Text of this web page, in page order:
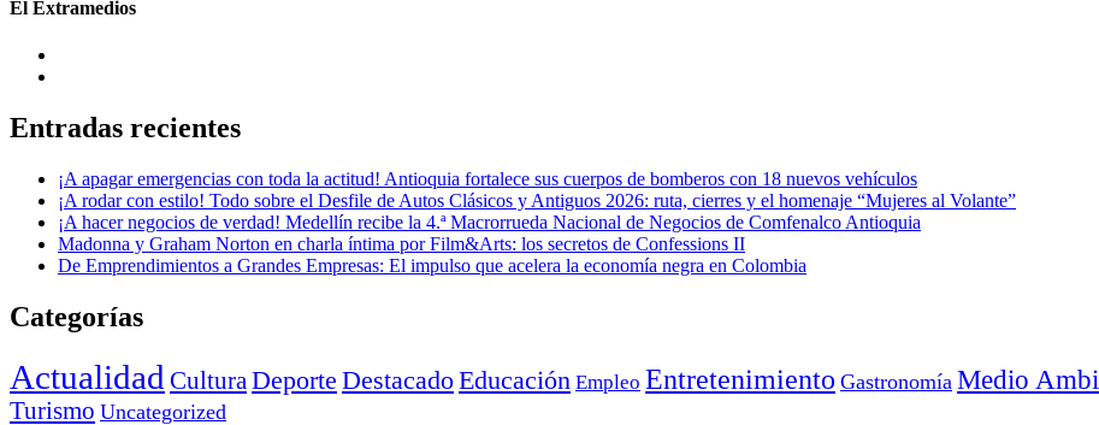
El Extramedios
Entradas recientes
¡A apagar emergencias con toda la actitud! Antioquia fortalece sus cuerpos de bomberos con 18 nuevos vehículos
¡A rodar con estilo! Todo sobre el Desfile de Autos Clásicos y Antiguos 2026: ruta, cierres y el homenaje “Mujeres al Volante”
¡A hacer negocios de verdad! Medellín recibe la 4.ª Macrorrueda Nacional de Negocios de Comfenalco Antioquia
Madonna y Graham Norton en charla íntima por Film&Arts: los secretos de Confessions II
De Emprendimientos a Grandes Empresas: El impulso que acelera la economía negra en Colombia
Categorías
Actualidad Cultura Deporte DestacadoEducación Empleo Entretenimiento Gastronomía Medio
Turismo Uncategorized